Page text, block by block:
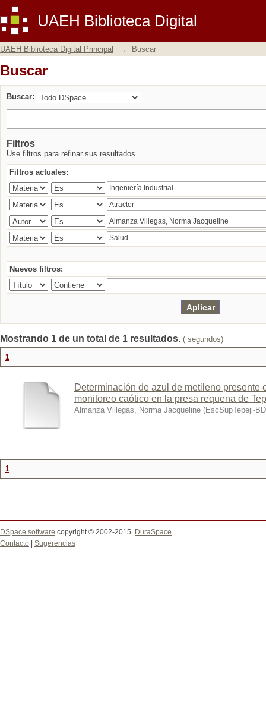
UAEH Biblioteca Digital
Buscar
UAEH Biblioteca Digital Principal → Buscar
Buscar
Buscar:
Filtros
Use filtros para refinar sus resultados.
Filtros actuales:
Nuevos filtros:
Mostrando 1 de un total de 1 resultados. ( segundos)
1
Determinación de azul de metileno presente
monitoreo caótico en la presa requena de
Almanza Villegas, Norma Jacqueline (EscSupTepeji-
1
DSpace software copyright © 2002-2015
DuraSpace
Contacto
Sugerencias